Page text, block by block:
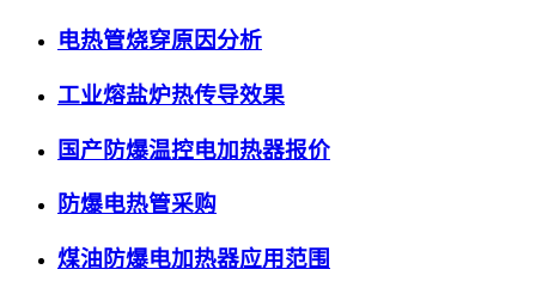
电热管烧穿原因分析
工业熔盐炉热传导效果
国产防爆温控电加热器报价
防爆电热管采购
煤油防爆电加热器应用范围